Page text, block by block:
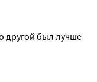
а боли
совету  док-ра
СПАСИБО
другой был лучше